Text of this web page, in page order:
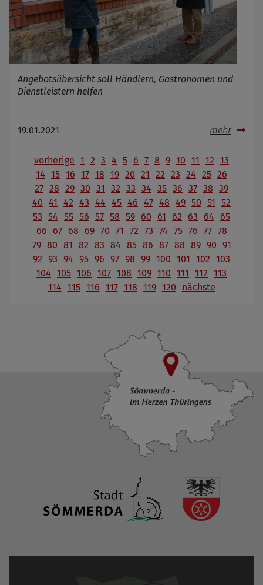
Angebotsübersicht soll Händlern, Gastronomen und
Dienstleistern helfen
19.01.2021 mehr
vorherige 1 2 3 4 5 6 7 8 9 10 11 12 13
14 15 16 17 18 19 20 21 22 23 24 25 26
27 28 29 30 31 32 33 34 35 36 37 38 39
40 41 42 43 44 45 46 47 48 49 50 51
52
53 54 55 56 57 58 59 60 61 62 63 64
65
66
67 68 69 70 71 72 73 74 75 76 77 78
79 80 81 82 83 84 85 86 87 88 89 90 91
92 93 94 95 96 97 98 99 100 101 102 103
104 105 106 107 108 109 110 111 112 113
114 115 116 117 118 119 120 nächste